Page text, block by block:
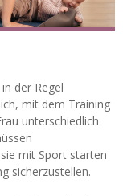
der Regel
mit dem Training
unterschiedlich
mit Sport starten
sicherzustellen.